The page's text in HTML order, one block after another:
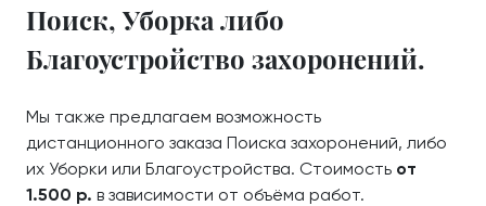
Поиск, Уборка либо
Благоустройство захоронений.
Мы также предлагаем возможность
дистанционного заказа Поиска захоронений, либо
их Уборки или Благоустройства. Стоимость от
1.500 р. в зависимости от объёма работ.